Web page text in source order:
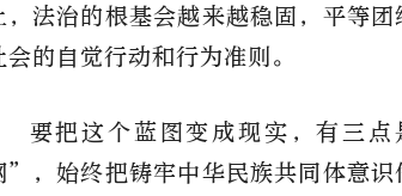
，法治的根基会越来越稳固，平等
会的自觉行动和行为准则。
要把这个蓝图变成现实，有三
”
，始终把铸牢中华民族共同体意